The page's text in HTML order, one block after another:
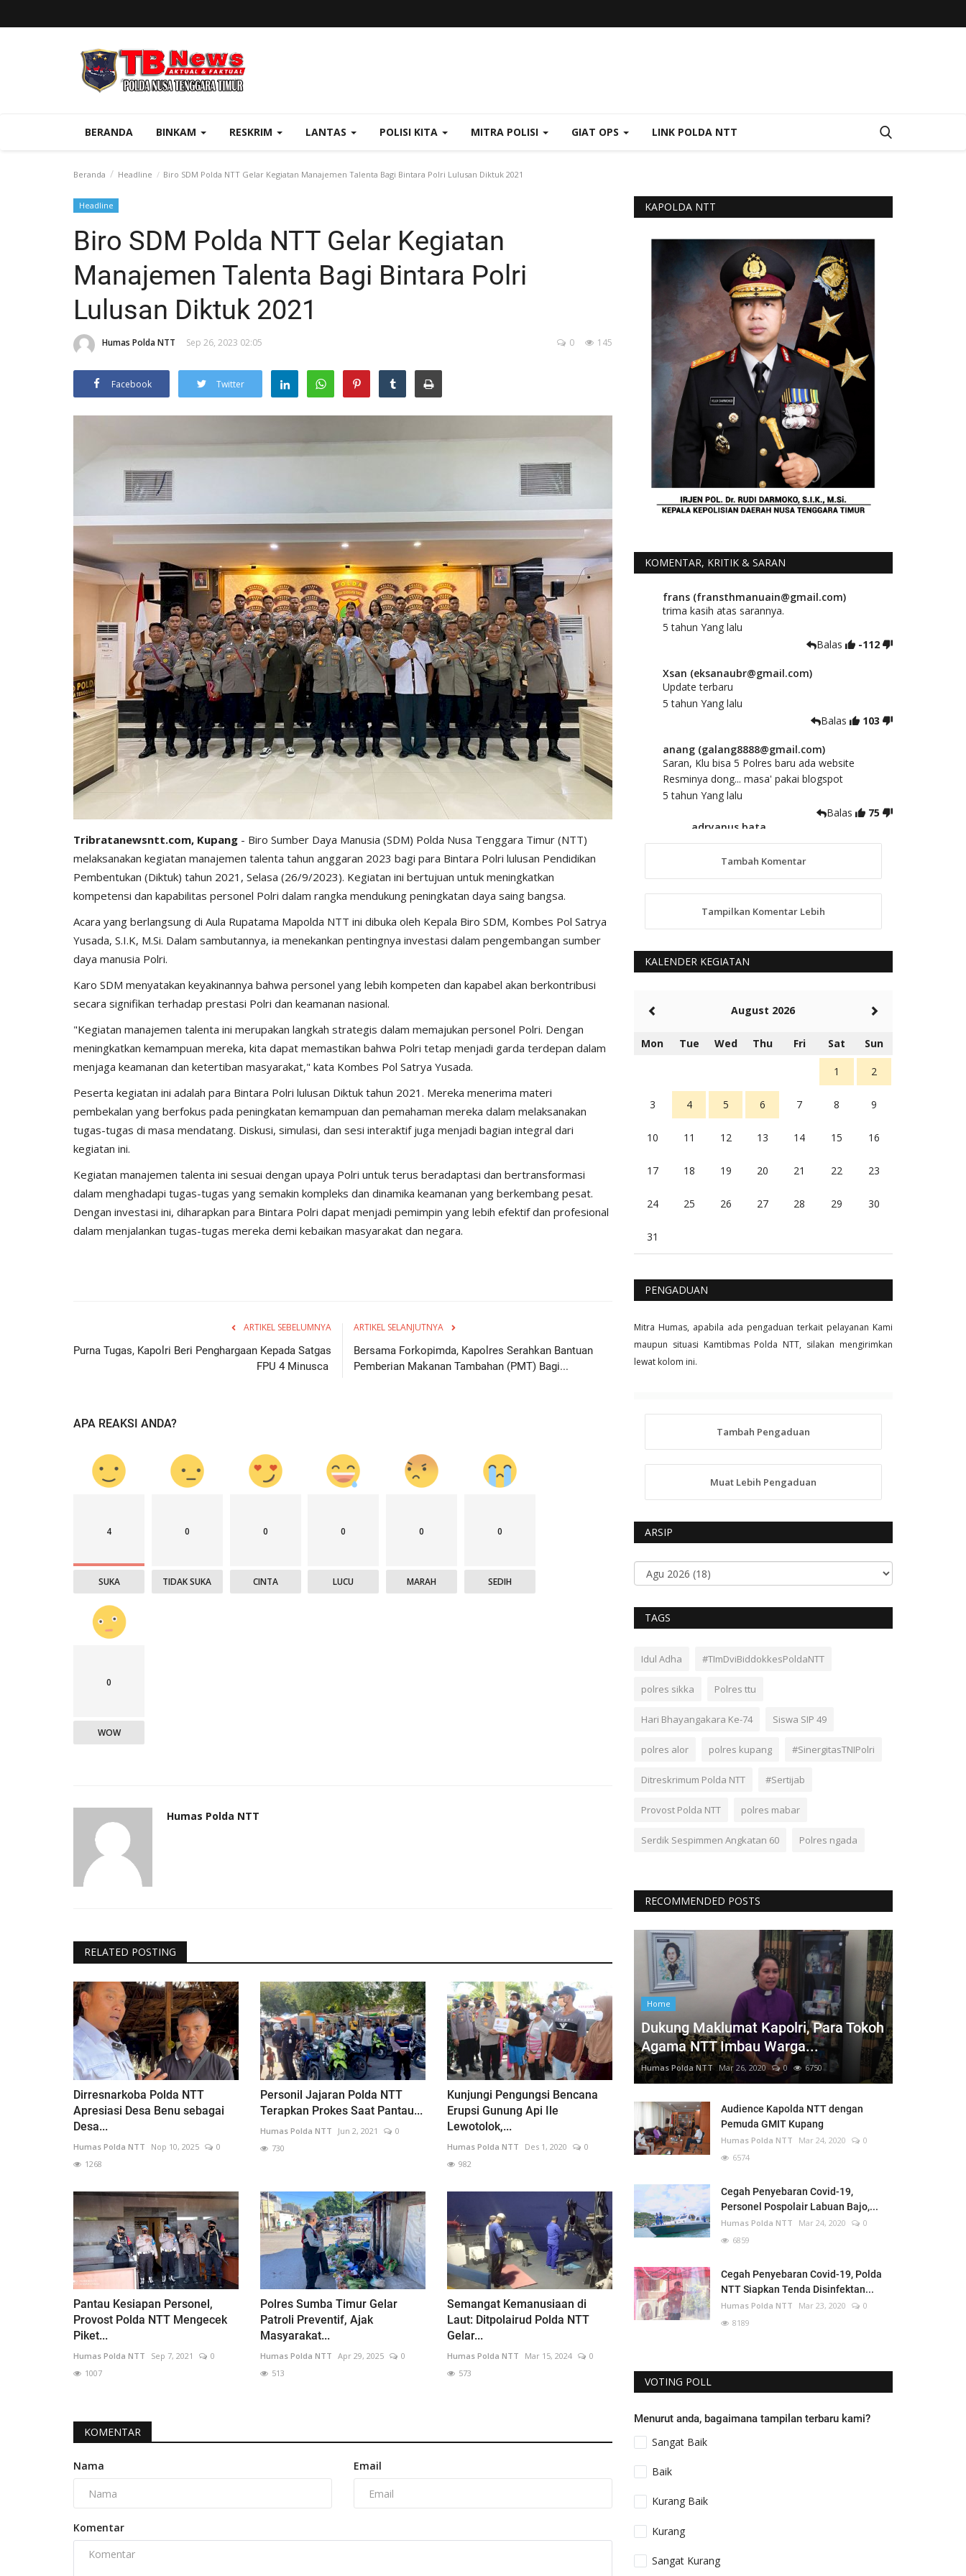
BERANDA BINKAM RESKRIM LANTAS POLISI KITA MITRA POLISI GIAT OPS LINK POLDA NTT
Beranda Headline Biro SDM Polda NTT Gelar Kegiatan Manajemen Talenta Bagi Bintara Polri Lulusan Diktuk 2021
Headline
Biro SDM Polda NTT Gelar Kegiatan
Manajemen Talenta Bagi Bintara Polri
Lulusan Diktuk 2021
Humas Polda NTT Sep 26, 2023 02:05 145
0
Facebook Twitter
Tribratanewsntt.com, Kupang - Biro Sumber Daya Manusia (SDM) Polda Nusa Tenggara Timur (NTT)
melaksanakan kegiatan manajemen talenta tahun anggaran 2023 bagi para Bintara Polri lulusan Pendidikan
Pembentukan (Diktuk) tahun 2021, Selasa (26/9/2023). Kegiatan ini bertujuan untuk meningkatkan
kompetensi dan kapabilitas personel Polri dalam rangka mendukung peningkatan daya saing bangsa.
Acara yang berlangsung di Aula Rupatama Mapolda NTT ini dibuka oleh Kepala Biro SDM, Kombes Pol Satrya
Yusada, S.I.K, M.Si. Dalam sambutannya, ia menekankan pentingnya investasi dalam pengembangan sumber
daya manusia Polri.
Karo SDM menyatakan keyakinannya bahwa personel yang lebih kompeten dan kapabel akan berkontribusi
secara signifikan terhadap prestasi Polri dan keamanan nasional.
"Kegiatan manajemen talenta ini merupakan langkah strategis dalam memajukan personel Polri. Dengan
meningkatkan kemampuan mereka, kita dapat memastikan bahwa Polri tetap menjadi garda terdepan dalam
menjaga keamanan dan ketertiban masyarakat," kata Kombes Pol Satrya Yusada.
Peserta kegiatan ini adalah para Bintara Polri lulusan Diktuk tahun 2021. Mereka menerima materi
pembekalan yang berfokus pada peningkatan kemampuan dan pemahaman mereka dalam melaksanakan
tugas-tugas di masa mendatang. Diskusi, simulasi, dan sesi interaktif juga menjadi bagian integral dari
kegiatan ini.
Kegiatan manajemen talenta ini sesuai dengan upaya Polri untuk terus beradaptasi dan bertransformasi
dalam menghadapi tugas-tugas yang semakin kompleks dan dinamika keamanan yang berkembang pesat.
Dengan investasi ini, diharapkan para Bintara Polri dapat menjadi pemimpin yang lebih efektif dan profesional
dalam menjalankan tugas-tugas mereka demi kebaikan masyarakat dan negara.
ARTIKEL SEBELUMNYA
Purna Tugas, Kapolri Beri Penghargaan Kepada Satgas
FPU 4 Minusca
ARTIKEL SELANJUTNYA
Bersama Forkopimda, Kapolres Serahkan Bantuan
Pemberian Makanan Tambahan (PMT) Bagi...
APA REAKSI ANDA?
4
SUKA
0
TIDAK SUKA
0
CINTA
0
LUCU
0
MARAH
0
SEDIH
0
WOW
Humas Polda NTT
RELATED POSTING
Dirresnarkoba Polda NTT
Apresiasi Desa Benu sebagai
Desa...
Humas Polda NTT Nop 10, 2025
0
1268
Personil Jajaran Polda NTT
Terapkan Prokes Saat Pantau...
Humas Polda NTT Jun 2, 2021
0
730
Kunjungi Pengungsi Bencana
Erupsi Gunung Api Ile
Lewotolok,...
Humas Polda NTT Des 1, 2020
0
982
Pantau Kesiapan Personel,
Provost Polda NTT Mengecek
Piket...
Humas Polda NTT Sep 7, 2021
0
1007
Polres Sumba Timur Gelar
Patroli Preventif, Ajak
Masyarakat...
Humas Polda NTT Apr 29, 2025
0
513
Semangat Kemanusiaan di
Laut: Ditpolairud Polda NTT
Gelar...
Humas Polda NTT Mar 15, 2024
0
573
KOMENTAR
Nama Email
Komentar
KAPOLDA NTT
KOMENTAR, KRITIK & SARAN
frans (fransthmanuain@gmail.com)
trima kasih atas sarannya.
5 tahun Yang lalu
Balas
-112
Xsan (eksanaubr@gmail.com)
Update terbaru
5 tahun Yang lalu
Balas
103
anang (galang8888@gmail.com)
Saran, Klu bisa 5 Polres baru ada website
Resminya dong... masa' pakai blogspot
5 tahun Yang lalu
Balas
75
adryanus bata
kami tindaklanjuti
5 tahun Yang lalu
88
anggy (anakkaos@gmail.com)
Sumba Barat Aman, Trmksih Pak Polisi
5 tahun Yang lalu
Rambu (rambu03@gmail.com)
5 tahun Yang lalu
Balas
16
Tambah Komentar
Tampilkan Komentar Lebih
KALENDER KEGIATAN
August 2026
Mon Tue Wed Thu Fri Sat Sun
1 2
3 4 5 6 7 8 9
10 11 12 13 14 15 16
17 18 19 20 21 22 23
24 25 26 27 28 29 30
31
PENGADUAN
Mitra Humas, apabila ada pengaduan terkait pelayanan Kami
maupun situasi Kamtibmas Polda NTT, silakan mengirimkan
lewat kolom ini.
Tambah Pengaduan
Muat Lebih Pengaduan
ARSIP
TAGS
Idul Adha #TImDviBiddokkesPoldaNTT
polres sikka Polres ttu
Hari Bhayangakara Ke-74 Siswa SIP 49
polres alor polres kupang #SinergitasTNIPolri
Ditreskrimum Polda NTT #Sertijab
Provost Polda NTT polres mabar
Serdik Sespimmen Angkatan 60 Polres ngada
RECOMMENDED POSTS
Home
Dukung Maklumat Kapolri, Para Tokoh
Agama NTT Imbau Warga...
Humas Polda NTT Mar 26, 2020 0 6750
Audience Kapolda NTT dengan
Pemuda GMIT Kupang
Humas Polda NTT Mar 24, 2020
0
6574
Cegah Penyebaran Covid-19,
Personel Pospolair Labuan Bajo,...
Humas Polda NTT Mar 24, 2020
0
6859
Cegah Penyebaran Covid-19, Polda
NTT Siapkan Tenda Disinfektan...
Humas Polda NTT Mar 23, 2020
0
8189
VOTING POLL
Menurut anda, bagaimana tampilan terbaru kami?
Sangat Baik
Baik
Kurang Baik
Kurang
Sangat Kurang